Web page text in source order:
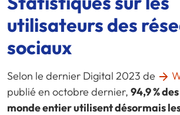
utilisateurs des
sociaux
Selon le dernier Digital 2023 de
publié en octobre dernier, 94,9 %
monde entier utilisent désormais